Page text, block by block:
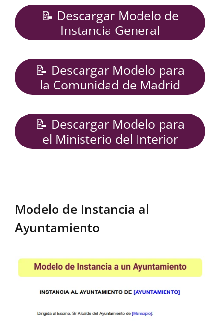
📝 Descargar Modelo de
Instancia General
📝 Descargar Modelo para
la Comunidad de Madrid
📝 Descargar Modelo para
el Ministerio del Interior
Modelo de Instancia al
Ayuntamiento